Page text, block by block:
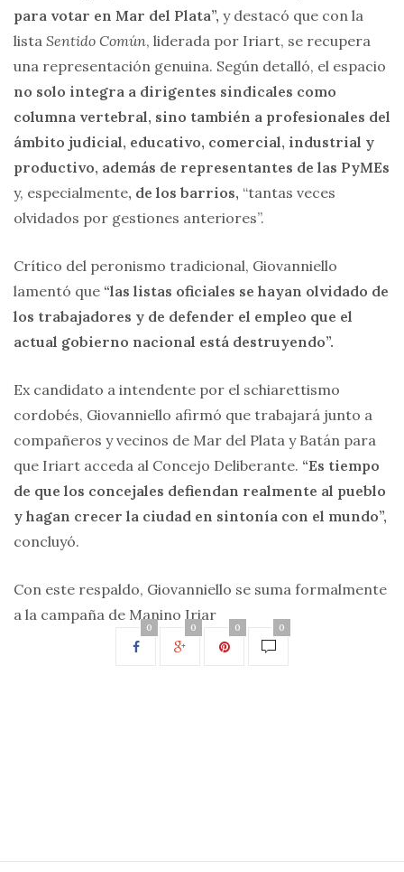
para votar en Mar del Plata”, y destacó que con la
lista Sentido Común, liderada por Iriart, se recupera
una representación genuina. Según detalló, el espacio
no solo integra a dirigentes sindicales como
columna vertebral, sino también a profesionales del
ámbito judicial, educativo, comercial, industrial y
productivo, además de representantes de las PyMEs
y, especialmente, de los barrios, “tantas veces
olvidados por gestiones anteriores”.
Crítico del peronismo tradicional, Giovanniello
lamentó que “las listas oficiales se hayan olvidado de
los trabajadores y de defender el empleo que el
actual gobierno nacional está destruyendo”.
Ex candidato a intendente por el schiarettismo
cordobés, Giovanniello afirmó que trabajará junto a
compañeros y vecinos de Mar del Plata y Batán para
que Iriart acceda al Concejo Deliberante. “Es tiempo
de que los concejales defiendan realmente al pueblo
y hagan crecer la ciudad en sintonía con el mundo”,
concluyó.
Con este respaldo, Giovanniello se suma formalmente
a la campaña de Manino Iriar
0 0 0 0